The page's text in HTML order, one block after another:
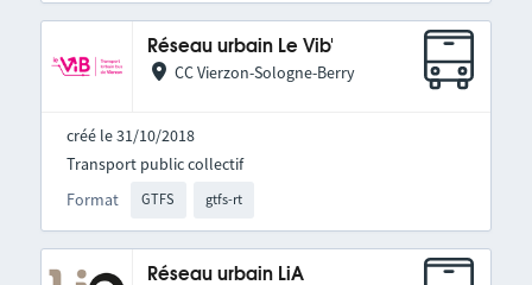
Réseau urbain Le Vib'
CC Vierzon-Sologne-Berry
créé le 31/10/2018
Format GTFS gtfs-rt
Transport public collectif
Réseau urbain LiA